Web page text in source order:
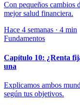
Con pequeños cambios
mejor salud financiera.
Hace 4 semanas · 4 min
Fundamentos
Capítulo 10: ¿Renta
una
Explicamos ambos
según tus objetivos.